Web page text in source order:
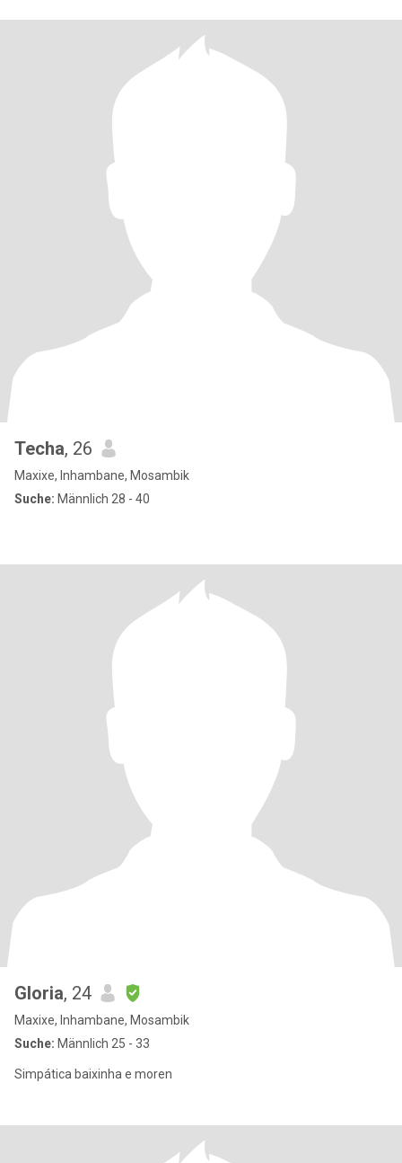
Techa, 26
Maxixe, Inhambane, Mosambik
Suche: Männlich 28 - 40
Gloria, 24
Maxixe, Inhambane, Mosambik
Suche: Männlich 25 - 33
Simpática baixinha e moren